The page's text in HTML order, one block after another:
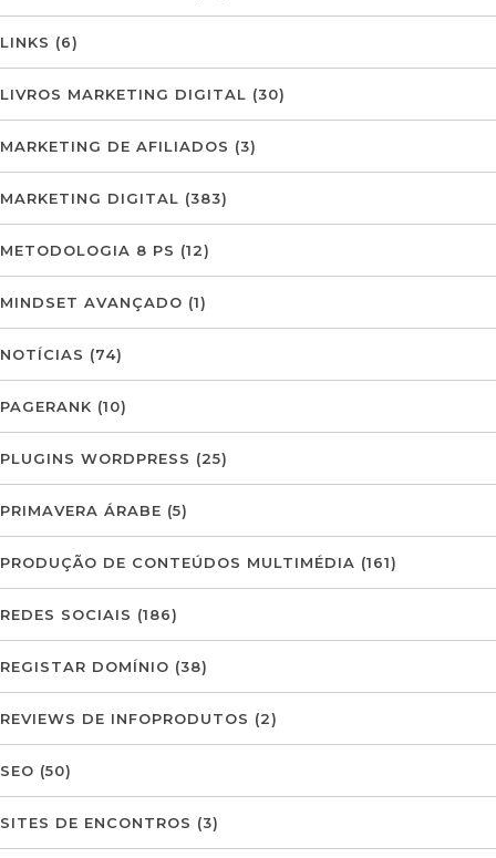
LINKS (6)
LIVROS MARKETING DIGITAL (30)
MARKETING DE AFILIADOS (3)
MARKETING DIGITAL (383)
METODOLOGIA 8 PS (12)
MINDSET AVANÇADO (1)
NOTÍCIAS (74)
PAGERANK (10)
PLUGINS WORDPRESS (25)
PRIMAVERA ÁRABE (5)
PRODUÇÃO DE CONTEÚDOS MULTIMÉDIA (161)
REDES SOCIAIS (186)
REGISTAR DOMÍNIO (38)
REVIEWS DE INFOPRODUTOS (2)
SEO (50)
SITES DE ENCONTROS (3)